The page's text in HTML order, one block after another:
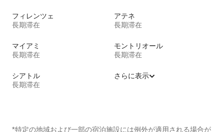
フィレンツェ
長期滞在
アテネ
長期滞在
マイアミ
長期滞在
モントリオール
長期滞在
シアトル
長期滞在
さらに表示
*特定の地域および一部の宿泊施設には例外が適用される場合が